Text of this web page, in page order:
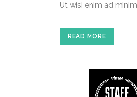
Ut wisi enim ad
READ MORE